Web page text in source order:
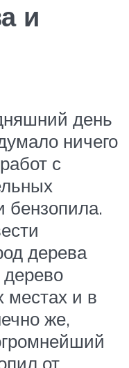
и
день
ничего
с
бензопила.
дерева
дерево
местах и в
же,
от